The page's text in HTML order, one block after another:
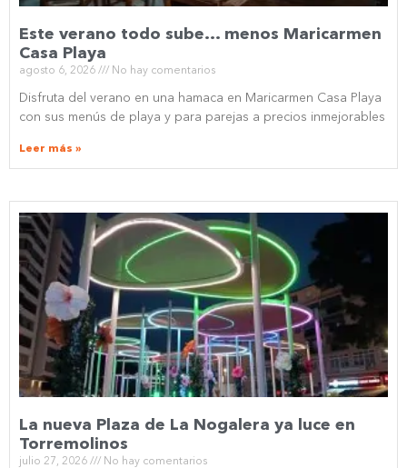
Este verano todo sube… menos Maricarmen
Casa Playa
agosto 6, 2026 No hay comentarios
Disfruta del verano en una hamaca en Maricarmen Casa Playa
con sus menús de playa y para parejas a precios inmejorables
Leer más »
La nueva Plaza de La Nogalera ya luce en
Torremolinos
julio 27, 2026 No hay comentarios